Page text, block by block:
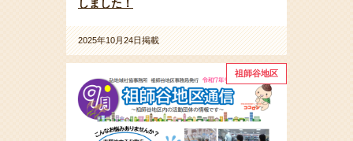
しました！
2025年10月24日掲載
祖師谷地区